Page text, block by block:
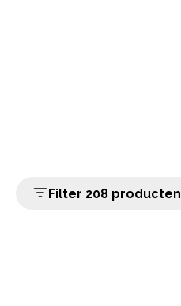
Filter 208 producten